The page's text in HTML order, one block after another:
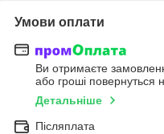
Умови оплати
Ви отримаєте
або гроші повернуться
Детальніше
Післяплата